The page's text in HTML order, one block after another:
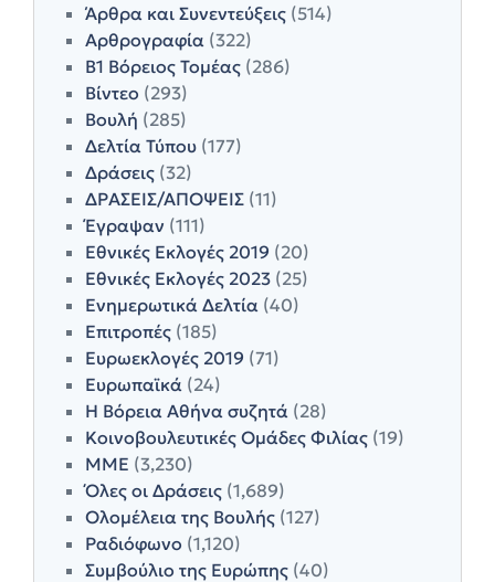
Άρθρα και Συνεντεύξεις (514)
Αρθρογραφία (322)
Β1 Βόρειος Τομέας (286)
Βίντεο (293)
Βουλή (285)
Δελτία Τύπου (177)
Δράσεις (32)
ΔΡΑΣΕΙΣ/ΑΠΟΨΕΙΣ (11)
Έγραψαν (111)
Εθνικές Εκλογές 2019 (20)
Εθνικές Εκλογές 2023 (25)
Ενημερωτικά Δελτία (40)
Επιτροπές (185)
Ευρωεκλογές 2019 (71)
Ευρωπαϊκά (24)
Η Βόρεια Αθήνα συζητά (28)
Κοινοβουλευτικές Ομάδες Φιλίας (19)
ΜΜΕ (3,230)
Όλες οι Δράσεις (1,689)
Ολομέλεια της Βουλής (127)
Ραδιόφωνο (1,120)
Συμβούλιο της Ευρώπης (40)